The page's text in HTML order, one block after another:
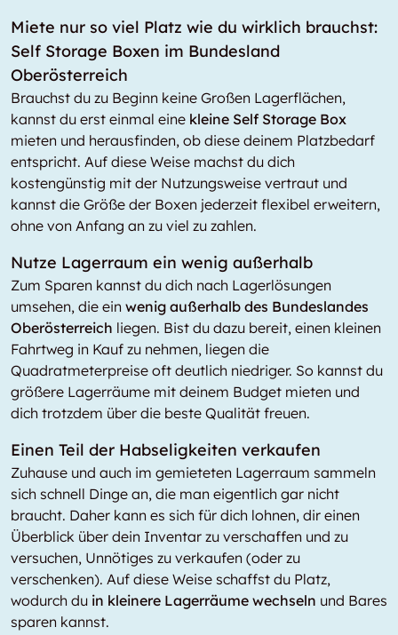
Miete nur so viel Platz wie du wirklich brauchst:
Self Storage Boxen im Bundesland
Oberösterreich
Brauchst du zu Beginn keine Großen Lagerflächen,
kannst du erst einmal eine kleine Self Storage Box
mieten und herausfinden, ob diese deinem Platzbedarf
entspricht. Auf diese Weise machst du dich
kostengünstig mit der Nutzungsweise vertraut und
kannst die Größe der Boxen jederzeit flexibel erweitern,
ohne von Anfang an zu viel zu zahlen.
Nutze Lagerraum ein wenig außerhalb
Zum Sparen kannst du dich nach Lagerlösungen
umsehen, die ein wenig außerhalb des Bundeslandes
Oberösterreich liegen. Bist du dazu bereit, einen kleinen
Fahrtweg in Kauf zu nehmen, liegen die
Quadratmeterpreise oft deutlich niedriger. So kannst du
größere Lagerräume mit deinem Budget mieten und
dich trotzdem über die beste Qualität freuen.
Einen Teil der Habseligkeiten verkaufen
Zuhause und auch im gemieteten Lagerraum sammeln
sich schnell Dinge an, die man eigentlich gar nicht
braucht. Daher kann es sich für dich lohnen, dir einen
Überblick über dein Inventar zu verschaffen und zu
versuchen, Unnötiges zu verkaufen (oder zu
verschenken). Auf diese Weise schaffst du Platz,
wodurch du in kleinere Lagerräume wechseln und Bares
sparen kannst.